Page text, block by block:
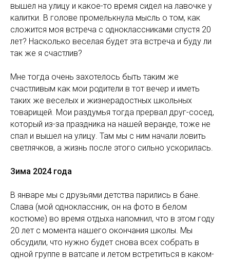
вышел на улицу и какое-то время сидел на лавочке у
калитки. В голове промелькнула мысль о том, как
сложится моя встреча с одноклассниками спустя 20
лет? Насколько веселая будет эта встреча и буду ли
так же я счастлив?
Мне тогда очень захотелось быть таким же
счастливым как мои родители в тот вечер и иметь
таких же веселых и жизнерадостных школьных
товарищей. Мои раздумья тогда прервал друг-сосед,
который из-за праздника на нашей веранде, тоже не
спал и вышел на улицу. Там мы с ним начали ловить
светлячков, а жизнь после этого сильно ускорилась.
Зима 2024 года
В январе мы с друзьями детства парились в бане.
Слава (мой одноклассник, он на фото в белом
костюме) во время отдыха напомнил, что в этом году
20 лет с момента нашего окончания школы. Мы
обсудили, что нужно будет снова всех собрать в
одной группе в ватсапе и летом встретиться в каком-